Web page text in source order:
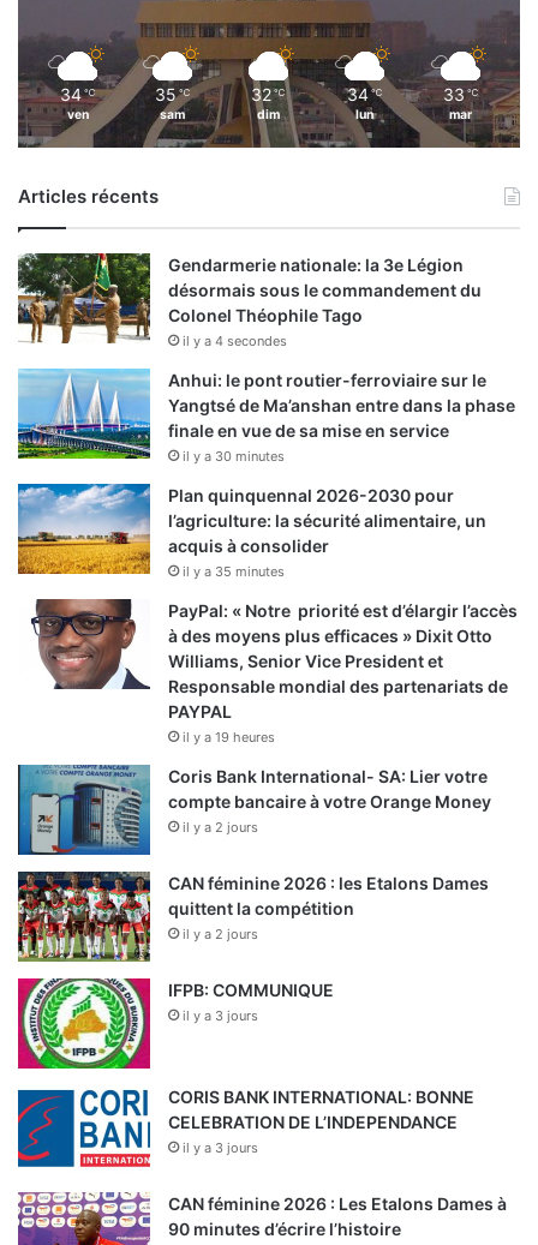
34 ℃
ven
35 ℃
sam
32 ℃
dim
34 ℃
lun
33 ℃
mar
Articles récents
Gendarmerie nationale: la 3e Légion
désormais sous le commandement du
Colonel Théophile Tago
il y a 4 secondes
Anhui: le pont routier-ferroviaire sur le
Yangtsé de Ma’anshan entre dans la phase
finale en vue de sa mise en service
il y a 30 minutes
Plan quinquennal 2026-2030 pour
l’agriculture: la sécurité alimentaire, un
acquis à consolider
il y a 35 minutes
PayPal: « Notre priorité est d’élargir l’accès
à des moyens plus efficaces » Dixit Otto
Williams, Senior Vice President et
Responsable mondial des partenariats de
PAYPAL
il y a 19 heures
Coris Bank International- SA: Lier votre
compte bancaire à votre Orange Money
il y a 2 jours
CAN féminine 2026 : les Etalons Dames
quittent la compétition
il y a 2 jours
IFPB: COMMUNIQUE
il y a 3 jours
CORIS BANK INTERNATIONAL: BONNE
CELEBRATION DE L’INDEPENDANCE
il y a 3 jours
CAN féminine 2026 : Les Etalons Dames à
90 minutes d’écrire l’histoire